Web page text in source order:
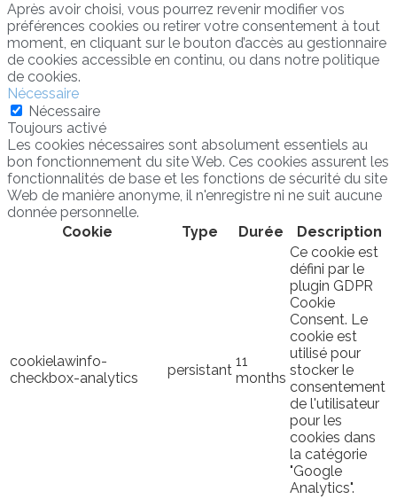
Après avoir choisi, vous pourrez revenir modifier vos
préférences cookies ou retirer votre consentement à tout
moment, en cliquant sur le bouton d’accès au gestionnaire
de cookies accessible en continu, ou dans notre politique
de cookies.
Nécessaire
Nécessaire
Toujours activé
Les cookies nécessaires sont absolument essentiels au
bon fonctionnement du site Web. Ces cookies assurent les
fonctionnalités de base et les fonctions de sécurité du site
Web de manière anonyme, il n'enregistre ni ne suit aucune
donnée personnelle.
Cookie
Type Durée Description
cookielawinfo-
checkbox-analytics
persistant
11
months
Ce cookie est
défini par le
plugin GDPR
Cookie
Consent. Le
cookie est
utilisé pour
stocker le
consentement
de l'utilisateur
pour les
cookies dans
la catégorie
"Google
Analytics".